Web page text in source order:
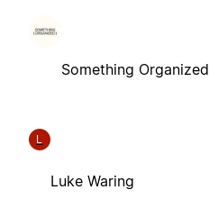
Something Organized
L
Luke Waring